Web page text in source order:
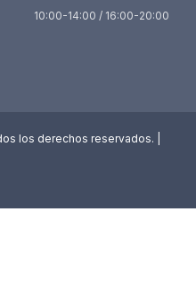
10:00-14:00 / 16:00-20:00
los derechos reservados. |